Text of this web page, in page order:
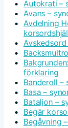
Autokrati –
Avans –
Avdelning
förklaring
Banderoll –
Basa –
Bataljon –
Begär
Begåvning